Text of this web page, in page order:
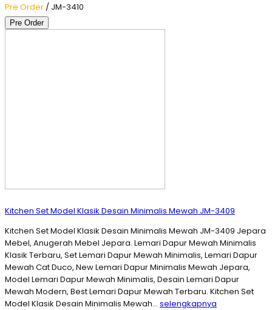
Pre Order / JM-3410
Pre Order
Kitchen Set Model Klasik Desain Minimalis Mewah JM-3409
Kitchen Set Model Klasik Desain Minimalis Mewah JM-3409 Jepara
Mebel, Anugerah Mebel Jepara. Lemari Dapur Mewah Minimalis
Klasik Terbaru, Set Lemari Dapur Mewah Minimalis, Lemari Dapur
Mewah Cat Duco, New Lemari Dapur Minimalis Mewah Jepara,
Model Lemari Dapur Mewah Minimalis, Desain Lemari Dapur
Mewah Modern, Best Lemari Dapur Mewah Terbaru. Kitchen Set
Model Klasik Desain Minimalis Mewah… selengkapnya